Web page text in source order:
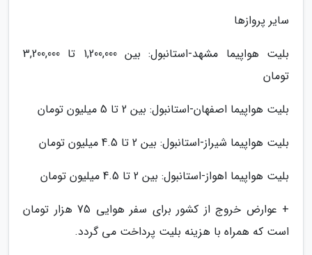
سایر پروازها
بلیت هواپیما مشهد-استانبول: بین 1,200,000 تا 3,200,000
تومان
بلیت هواپیما اصفهان-استانبول: بین 2 تا 5 میلیون تومان
بلیت هواپیما شیراز-استانبول: بین 2 تا 4.5 میلیون تومان
بلیت هواپیما اهواز-استانبول: بین 2 تا 4.5 میلیون تومان
+ عوارض خروج از کشور برای سفر هوایی 75 هزار تومان
است که همراه با هزینه بلیت پرداخت می گردد.